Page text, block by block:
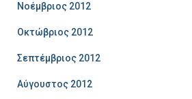
Νοέμβριος 2012
Οκτώβριος 2012
Σεπτέμβριος 2012
Αύγουστος 2012